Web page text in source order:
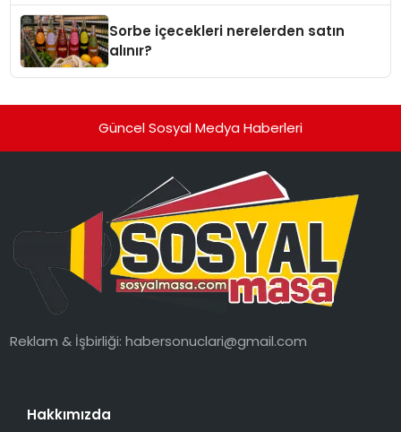
Sorbe içecekleri nerelerden satın
alınır?
Güncel Sosyal Medya Haberleri
Reklam & İşbirliği:habersonuclari@gmail.com
Hakkımızda